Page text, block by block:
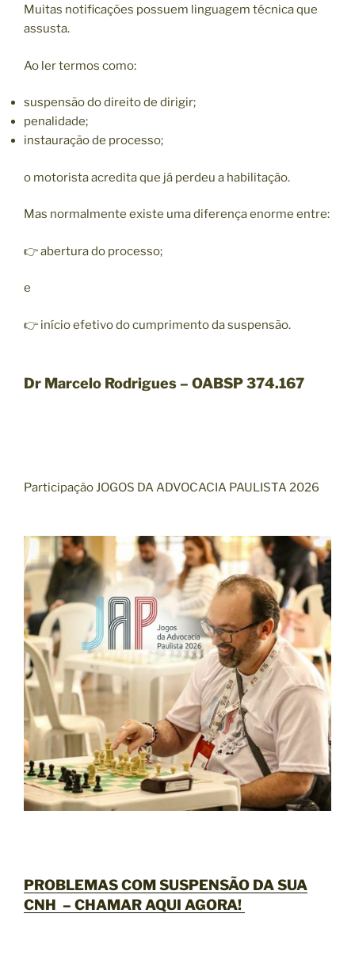
Muitas notificações possuem linguagem técnica que
assusta.
Ao ler termos como:
suspensão do direito de dirigir;
penalidade;
instauração de processo;
o motorista acredita que já perdeu a habilitação.
Mas normalmente existe uma diferença enorme entre:
👉 abertura do processo;
e
👉 início efetivo do cumprimento da suspensão.
Dr Marcelo Rodrigues – OABSP 374.167
Participação JOGOS DA ADVOCACIA PAULISTA 2026
PROBLEMAS COM SUSPENSÃO DA SUA
CNH – CHAMAR AQUI AGORA!